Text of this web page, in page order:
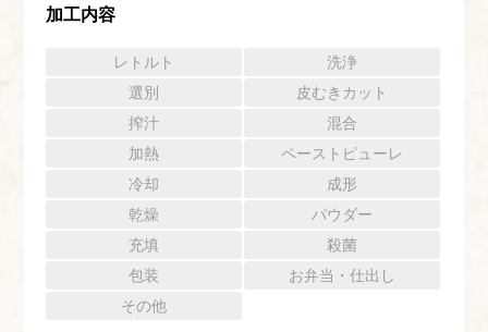
加工内容
レトルト
洗浄
選別
皮むきカット
搾汁
混合
加熱
ペーストピューレ
冷却
成形
乾燥
パウダー
充填
殺菌
包装
お弁当・仕出し
その他